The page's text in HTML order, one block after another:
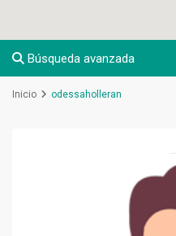
Búsqueda avanzada
Inicio odessaholleran